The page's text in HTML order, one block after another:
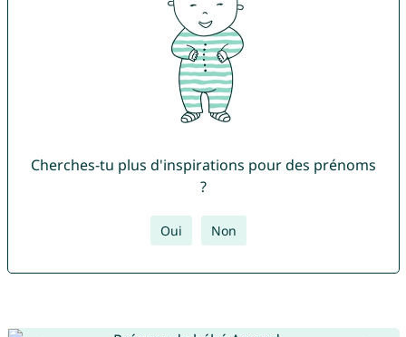
Cherches-tu plus d'inspirations pour des prénoms
?
Oui Non